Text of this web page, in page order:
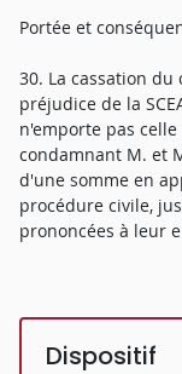
Portée et
30. La cassation
préjudice de la
n'emporte pas
condamnant M. et
d'une somme en
procédure civile,
prononcées à leur
Dispositif